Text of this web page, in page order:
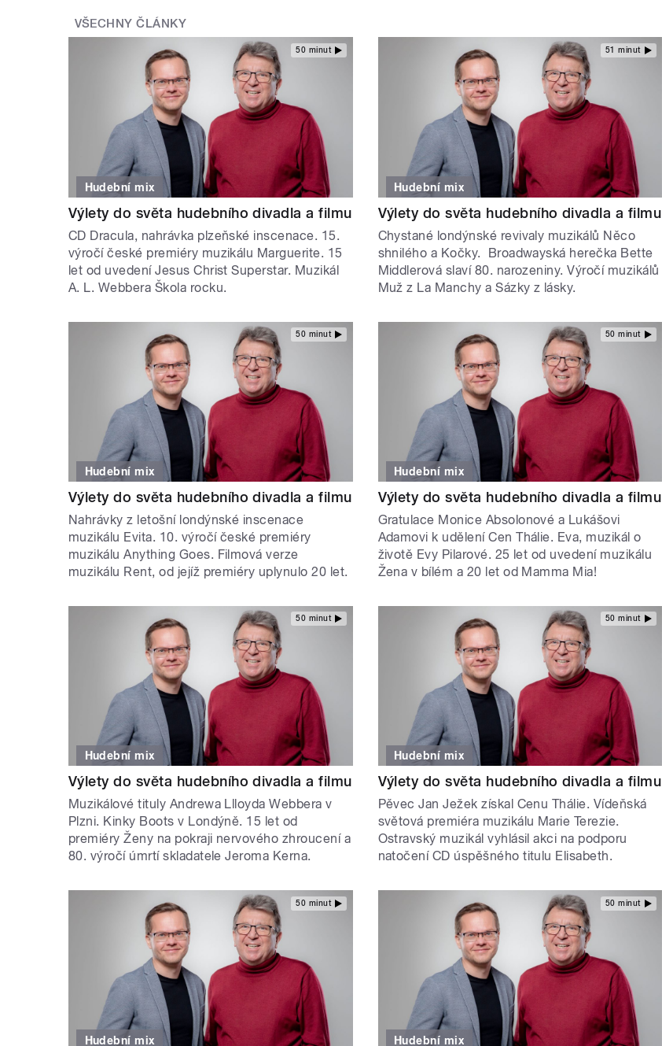
VŠECHNY ČLÁNKY
50 minut
Hudební mix
Výlety do světa hudebního divadla a filmu
CD Dracula, nahrávka plzeňské inscenace. 15.
výročí české premiéry muzikálu Marguerite. 15
let od uvedení Jesus Christ Superstar. Muzikál
A. L. Webbera Škola rocku.
51 minut
Hudební mix
Výlety do světa hudebního divadla a filmu
Chystané londýnské revivaly muzikálů Něco
shnilého a Kočky. Broadwayská herečka Bette
Middlerová slaví 80. narozeniny. Výročí muzikálů
Muž z La Manchy a Sázky z lásky.
50 minut
Hudební mix
Výlety do světa hudebního divadla a filmu
Nahrávky z letošní londýnské inscenace
muzikálu Evita. 10. výročí české premiéry
muzikálu Anything Goes. Filmová verze
muzikálu Rent, od jejíž premiéry uplynulo 20 let.
50 minut
Hudební mix
Výlety do světa hudebního divadla a filmu
Gratulace Monice Absolonové a Lukášovi
Adamovi k udělení Cen Thálie. Eva, muzikál o
životě Evy Pilarové. 25 let od uvedení muzikálu
Žena v bílém a 20 let od Mamma Mia!
50 minut
Hudební mix
Výlety do světa hudebního divadla a filmu
Muzikálové tituly Andrewa Llloyda Webbera v
Plzni. Kinky Boots v Londýně. 15 let od
premiéry Ženy na pokraji nervového zhroucení a
80. výročí úmrtí skladatele Jeroma Kerna.
50 minut
Hudební mix
Výlety do světa hudebního divadla a filmu
Pěvec Jan Ježek získal Cenu Thálie. Vídeňská
světová premiéra muzikálu Marie Terezie.
Ostravský muzikál vyhlásil akci na podporu
natočení CD úspěšného titulu Elisabeth.
50 minut
Hudební mix
50 minut
Hudební mix